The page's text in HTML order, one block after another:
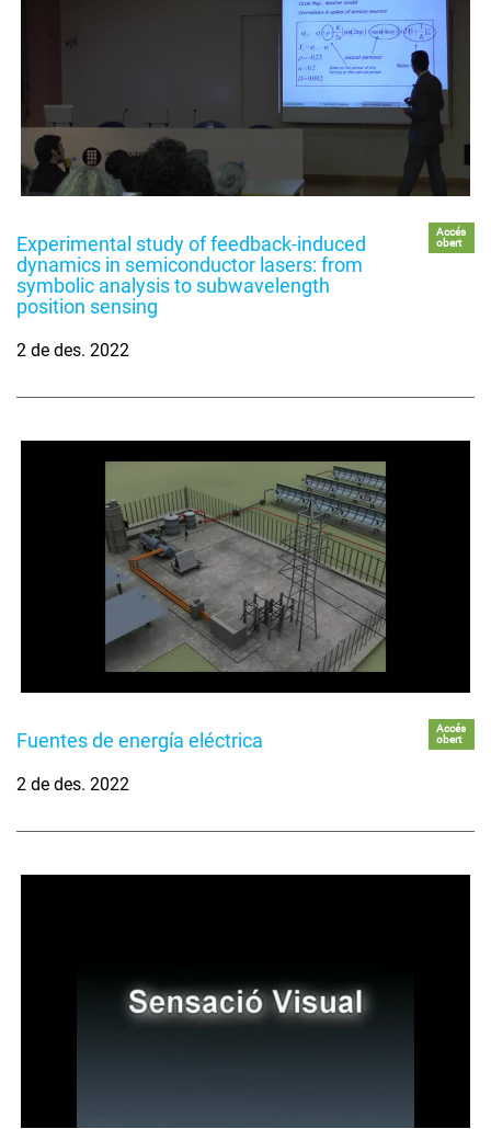
Experimental study of feedback-induced
dynamics in semiconductor lasers: from
symbolic analysis to subwavelength
position sensing
Accés
obert
2 de des. 2022
Fuentes de energía eléctrica
Accés
obert
2 de des. 2022